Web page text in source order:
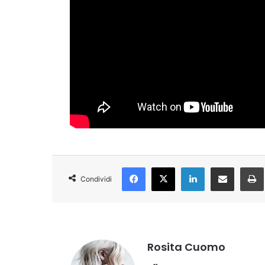
Condividi
Facebook
X LinkedIn
Condividi via Email
Rosita Cuomo